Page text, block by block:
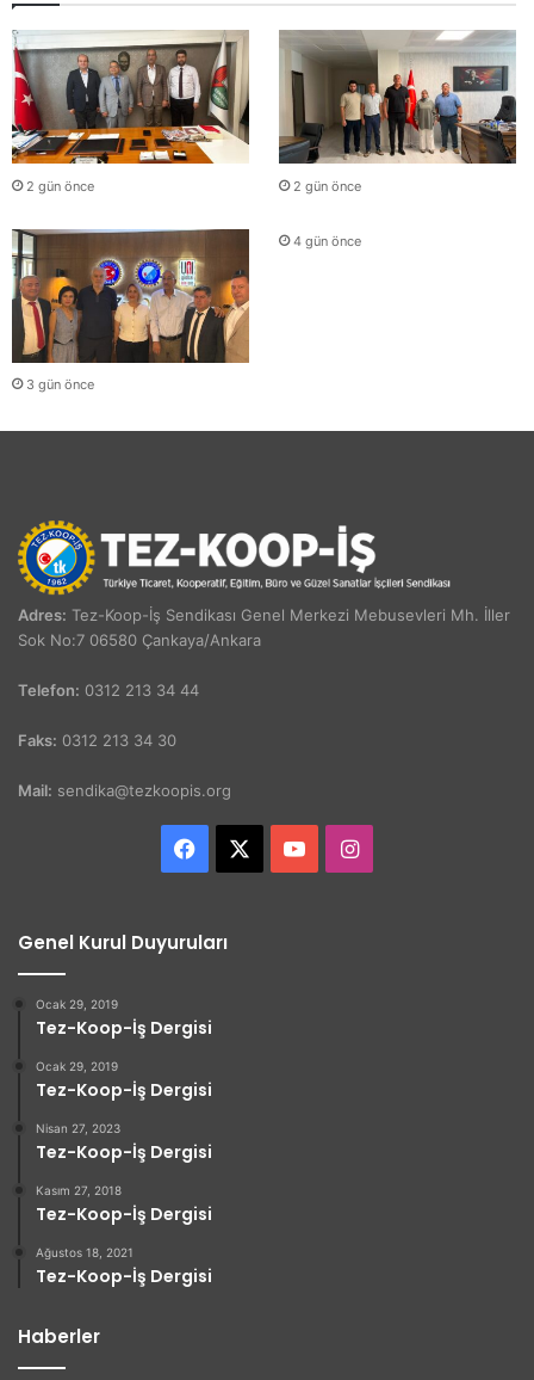
2 gün önce 2 gün önce
3 gün önce
4 gün önce
Adres: Tez-Koop-İş Sendikası Genel Merkezi Mebusevleri Mh. İller
Sok No:7 06580 Çankaya/Ankara
Telefon: 0312 213 34 44
Faks: 0312 213 34 30
Mail: sendika@tezkoopis.org
Facebook YouTubeInstagram
Genel Kurul Duyuruları
Ocak 29, 2019
Tez-Koop-İş Dergisi
Ocak 29, 2019
Tez-Koop-İş Dergisi
Nisan 27, 2023
Tez-Koop-İş Dergisi
Kasım 27, 2018
Tez-Koop-İş Dergisi
Ağustos 18, 2021
Tez-Koop-İş Dergisi
Haberler